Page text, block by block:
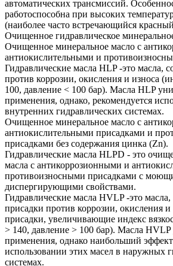
автоматических трансмиссий.
работоспособна при высоких
(наиболее часто встречающийся
Очищенное гидравлическое
Очищенное минеральное масло с
антиокислительными и
Гидравлические масла HLP -это масла,
против коррозии, окисления и износа
100, давление < 100 бар). Масла HLP
применения, однако, рекомендуется
внутренних гидравлических системах.
Очищенное минеральное масло с
антиокислительными присадками и
присадками без содержания цинка (Zn).
Гидравлические масла HLPD - это
масла с антикоррозионными и
противоизносными присадками с
диспергирующими свойствами.
Гидравлические масла HVLP -это
присадки против коррозии, окисления и
присадки, увеличивающие индекс
> 140, давление > 100 бар). Масла HVLP
применения, однако наибольший эффект
использовании этих масел в наружных
системах.